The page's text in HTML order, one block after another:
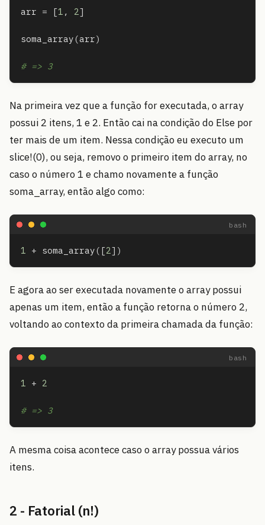
arr = [1 , 2]
soma_array(arr)
# => 3
Na primeira vez que a função for executada, o array
possui 2 itens, 1 e 2. Então cai na condição do Else por
ter mais de um item. Nessa condição eu executo um
slice!(0), ou seja, removo o primeiro item do array, no
caso o número 1 e chamo novamente a função
soma_array, então algo como:
1 + soma_array([2])
E agora ao ser executada novamente o array possui
apenas um item, então a função retorna o número 2,
voltando ao contexto da primeira chamada da função:
1 + 2
# => 3
A mesma coisa acontece caso o array possua vários
itens.
2 - Fatorial (n!)